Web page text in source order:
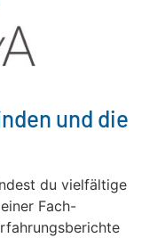
und die
du vielfältige
Fach-